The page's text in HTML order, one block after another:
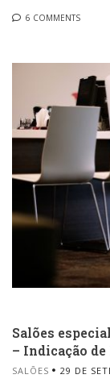
6 COMMENTS
Salões
– Indicação
SALÕES 29 DE